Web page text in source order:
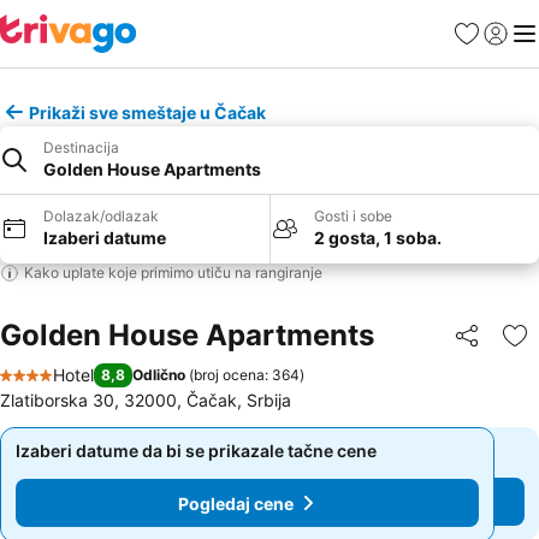
FavoritiPrijavi
Prikaži sve smeštaje u Čačak
Destinacija
Golden House Apartments
Dolazak/odlazak
Izaberi datume
Gosti i sobe
2 gosta, 1 soba.
Kako uplate koje primimo utiču na rangiranje
Golden House Apartments Deli
4 Zvezdice
Hotel 8,8 Odlično (broj ocena: 364)
Zlatiborska 30, 32000, Čačak, Srbija
Izaberi datume da bi se prikazale tačne cene
Pogledaj cene
Izaberi datume da bi se prikazale tačne cene
Pogledaj cene